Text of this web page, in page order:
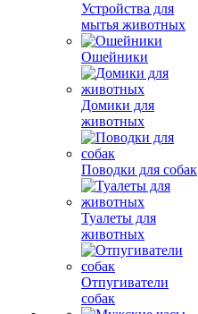
Устройства для
мытья животных
Ошейники
Домики для
животных
Поводки для собак
Туалеты для
животных
Отпугиватели
собак